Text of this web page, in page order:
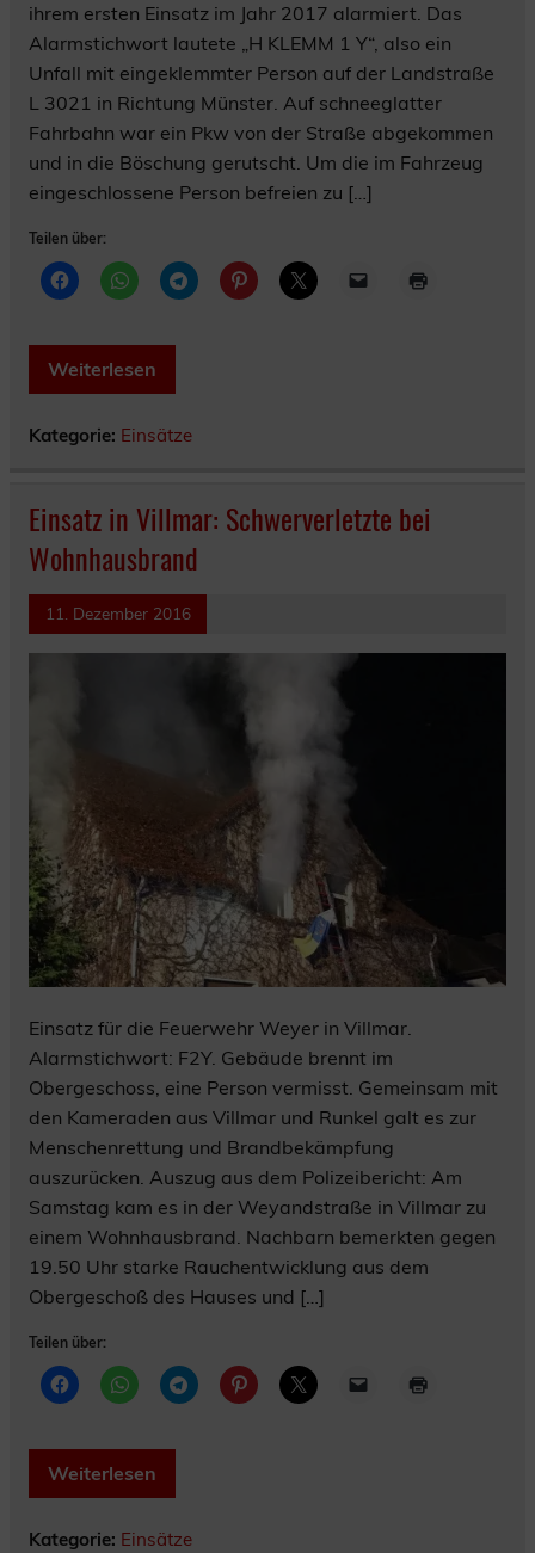
ihrem ersten Einsatz im Jahr 2017 alarmiert. Das
Alarmstichwort lautete „H KLEMM 1 Y“, also ein
Unfall mit eingeklemmter Person auf der Landstraße
L 3021 in Richtung Münster. Auf schneeglatter
Fahrbahn war ein Pkw von der Straße abgekommen
und in die Böschung gerutscht. Um die im Fahrzeug
eingeschlossene Person befreien zu […]
Teilen über:
Weiterlesen
Kategorie: Einsätze
Einsatz in Villmar: Schwerverletzte bei
Wohnhausbrand
11. Dezember 2016
Einsatz für die Feuerwehr Weyer in Villmar.
Alarmstichwort: F2Y. Gebäude brennt im
Obergeschoss, eine Person vermisst. Gemeinsam mit
den Kameraden aus Villmar und Runkel galt es zur
Menschenrettung und Brandbekämpfung
auszurücken. Auszug aus dem Polizeibericht: Am
Samstag kam es in der Weyandstraße in Villmar zu
einem Wohnhausbrand. Nachbarn bemerkten gegen
19.50 Uhr starke Rauchentwicklung aus dem
Obergeschoß des Hauses und […]
Teilen über:
Weiterlesen
Kategorie: Einsätze